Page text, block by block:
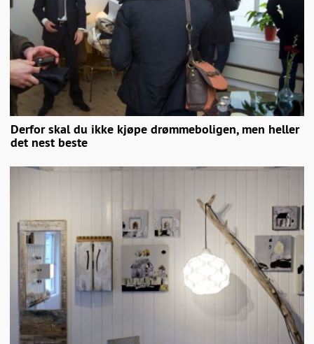
Derfor skal du ikke kjøpe drømmeboligen, men heller
det nest beste